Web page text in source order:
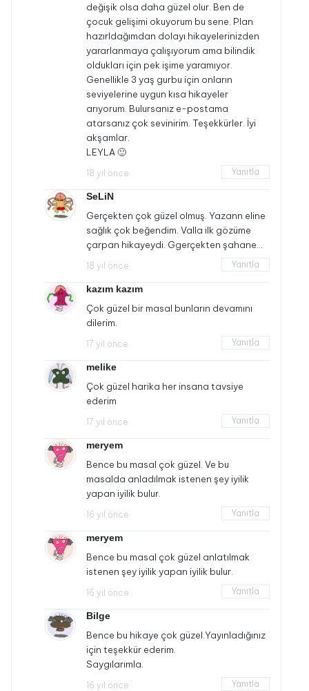
değişik olsa daha güzel olur. Ben de
çocuk gelişimi okuyorum bu sene. Plan
hazırldağımdan dolayı hikayelerinizden
yararlanmaya çalışıyorum ama bilindik
oldukları için pek işime yaramıyor.
Genellikle 3 yaş gurbu için onların
seviyelerine uygun kısa hikayeler
arıyorum. Bulursanız e-postama
atarsanız çok sevinirim. Teşekkürler. İyi
akşamlar.
LEYLA 🙂
18 yıl önce Yanıtla
SeLiN
Gerçekten çok güzel olmuş. Yazann eline
sağlık çok beğendim. Valla ilk gözüme
çarpan hikayeydi. Ggerçekten şahane…
18 yıl önce Yanıtla
kazım kazım
Çok güzel bir masal bunların devamını
dilerim.
17 yıl önce Yanıtla
melike
Çok güzel harika her insana tavsiye
ederim
17 yıl önce Yanıtla
meryem
Bence bu masal çok güzel. Ve bu
masalda anladılmak istenen şey iyilik
yapan iyilik bulur.
16 yıl önce Yanıtla
meryem
Bence bu masal çok güzel anlatılmak
istenen şey iyilik yapan iyilik bulur.
16 yıl önce Yanıtla
Bilge
Bence bu hikaye çok güzel.Yayınladığınız
için teşekkür ederim.
Saygılarımla.
16 yıl önce Yanıtla